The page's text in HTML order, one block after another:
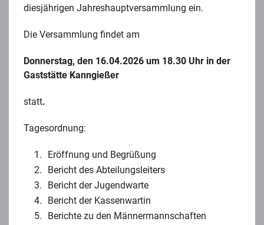
diesjährigen Jahreshauptversammlung ein.
Die Versammlung findet am
Donnerstag, den 16.04.2026 um 18.30 Uhr in der
Gaststätte Kanngießer
statt.
Tagesordnung:
Eröffnung und Begrüßung
Bericht des Abteilungsleiters
Bericht der Jugendwarte
Bericht der Kassenwartin
Berichte zu den Männermannschaften